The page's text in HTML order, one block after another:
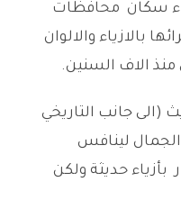
سكان محافظات
بالازياء والالوان
منذ الاف السنين.
(الى جانب التاريخي
لينافس
بأزياء حديثة ولكن